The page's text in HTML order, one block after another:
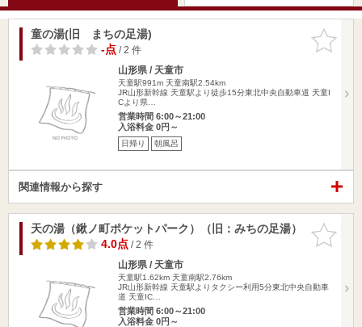
お気に入
りに追加
童の湯(旧 まちの足湯)
-点/ 2 件
山形県 / 天童市
天童駅991m 天童南駅2.54km
JR山形新幹線 天童駅より徒歩15分東北中央自動車道 天童I
Cより県…
営業時間 6:00～21:00
入浴料金 0円～
日帰り 朝風呂
関連情報から探す
お気に入
りに追加
天の湯（鍬ノ町ポケットパーク）（旧：みちの足湯）
4.0点/ 2 件
山形県 / 天童市
天童駅1.62km 天童南駅2.76km
JR山形新幹線 天童駅よりタクシー利用5分東北中央自動車
道 天童IC…
営業時間 6:00～21:00
入浴料金 0円～